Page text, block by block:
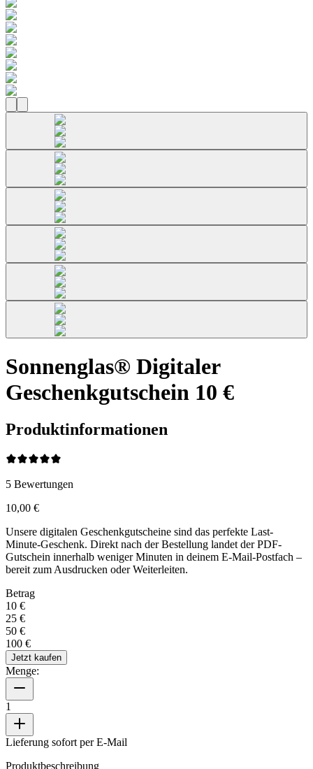
Sonnenglas® Digitaler
Geschenkgutschein 10 €
Produktinformationen
5 Bewertungen
10,00 €
Unsere digitalen Geschenkgutscheine sind das perfekte Last-
Minute-Geschenk. Direkt nach der Bestellung landet der PDF-
Gutschein innerhalb weniger Minuten in deinem E-Mail-Postfach –
bereit zum Ausdrucken oder Weiterleiten.
Betrag
10 €
25 €
50 €
100 €
Jetzt kaufen
Menge:
1
Lieferung sofort per E-Mail
Produktbeschreibung